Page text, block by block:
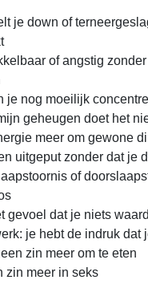
je down of
of angstig
je nog moeilijk
geheugen doet het
meer om gewone
uitgeput zonder dat je
of
gevoel dat je niets
je hebt de indruk dat
zin meer om te eten
zin meer in seks